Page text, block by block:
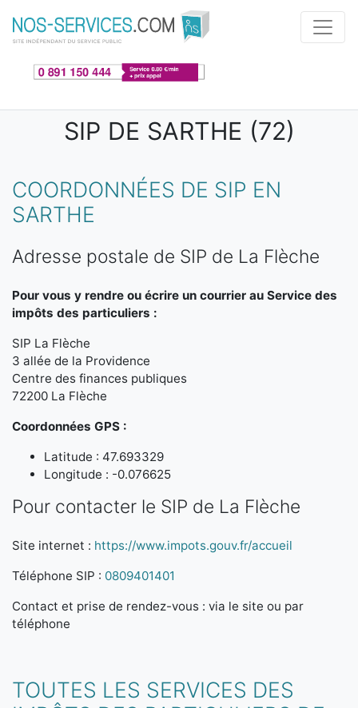
Aller au contenu principal
SIP DE SARTHE (72)
COORDONNÉES DE SIP EN
SARTHE
Adresse postale de SIP de La Flèche
Pour vous y rendre ou écrire un courrier au Service des
impôts des particuliers :
SIP La Flèche
3 allée de la Providence
Centre des finances publiques
72200 La Flèche
Coordonnées GPS :
Latitude : 47.693329
Longitude : -0.076625
Pour contacter le SIP de La Flèche
Site internet : https://www.impots.gouv.fr/accueil
Téléphone SIP : 0809401401
Contact et prise de rendez-vous : via le site ou par
téléphone
TOUTES LES SERVICES DES